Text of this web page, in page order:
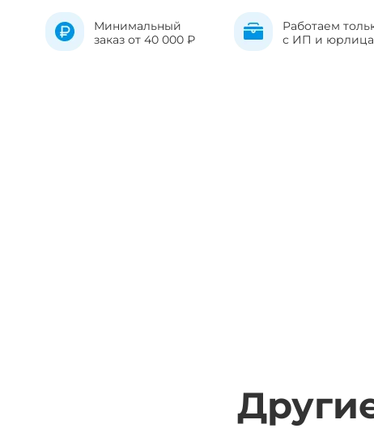
Минимальный
заказ от 40 000 ₽
Работаем
с ИП и